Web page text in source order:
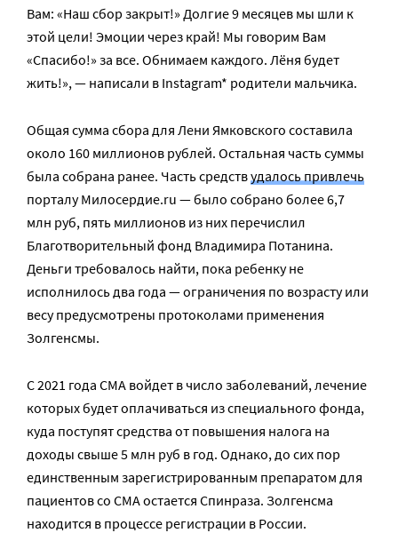
Вам: «Наш сбор закрыт!» Долгие 9 месяцев мы шли к
этой цели! Эмоции через край! Мы говорим Вам
«Спасибо!» за все. Обнимаем каждого. Лёня будет
жить!», — написали в Instagram* родители мальчика.
Общая сумма сбора для Лени Ямковского составила
около 160 миллионов рублей. Остальная часть суммы
была собрана ранее. Часть средствудалось привлечь
порталу Милосердие.ru — было собрано более 6,7
млн руб, пять миллионов из них перечислил
Благотворительный фонд Владимира Потанина.
Деньги требовалось найти, пока ребенку не
исполнилось два года — ограничения по возрасту или
весу предусмотрены протоколами применения
Золгенсмы.
С 2021 года СМА войдет в число заболеваний, лечение
которых будет оплачиваться из специального фонда,
куда поступят средства от повышения налога на
доходы свыше 5 млн руб в год. Однако, до сих пор
единственным зарегистрированным препаратом для
пациентов со СМА остается Спинраза. Золгенсма
находится в процессе регистрации в России.